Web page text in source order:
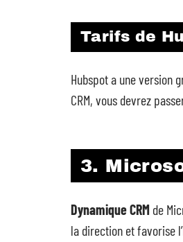
Tarifs de
Hubspot a une version
CRM, vous devrez
3.
Dynamique CRM de
la direction et favorise